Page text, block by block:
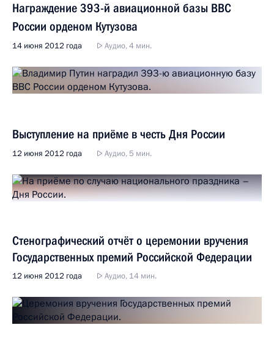
Награждение 393-й авиационной базы ВВС
России орденом Кутузова
14 июня 2012 года Аудио, 4 мин.
Выступление на приёме в честь Дня России
12 июня 2012 года Аудио, 5 мин.
Стенографический отчёт о церемонии вручения
Государственных премий Российской Федерации
12 июня 2012 года Аудио, 14 мин.